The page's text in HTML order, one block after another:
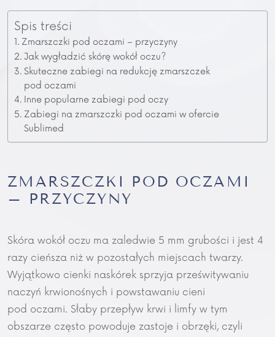
Spis treści
Zmarszczki pod oczami – przyczyny
Jak wygładzić skórę wokół oczu?
Skuteczne zabiegi na redukcję zmarszczek
pod oczami
Inne popularne zabiegi pod oczy
Zabiegi na zmarszczki pod oczami w ofercie
Sublimed
ZMARSZCZKI POD OCZAMI
– PRZYCZYNY
Skóra wokół oczu ma zaledwie 5 mm grubości i jest 4
razy cieńsza niż w pozostałych miejscach twarzy.
Wyjątkowo cienki naskórek sprzyja prześwitywaniu
naczyń krwionośnych i powstawaniu cieni
pod oczami. Słaby przepływ krwi i limfy w tym
obszarze często powoduje zastoje i obrzęki, czyli